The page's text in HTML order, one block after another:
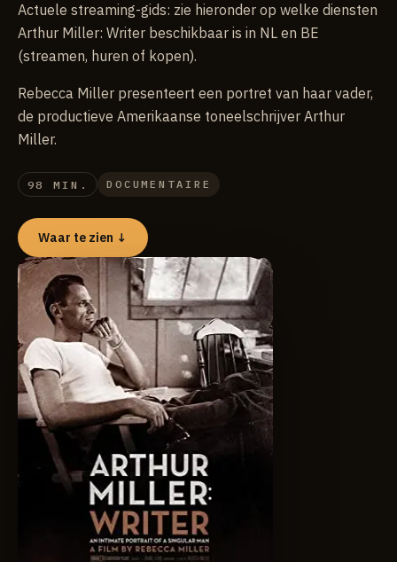
Actuele streaming-gids: zie hieronder op welke diensten
Arthur Miller: Writer beschikbaar is in NL en BE
(streamen, huren of kopen).
Rebecca Miller presenteert een portret van haar vader,
de productieve Amerikaanse toneelschrijver Arthur
Miller.
98 MIN. DOCUMENTAIRE
Waar te zien ↓